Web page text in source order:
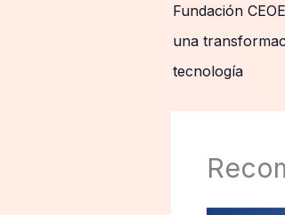
Fundación
una
tecnología